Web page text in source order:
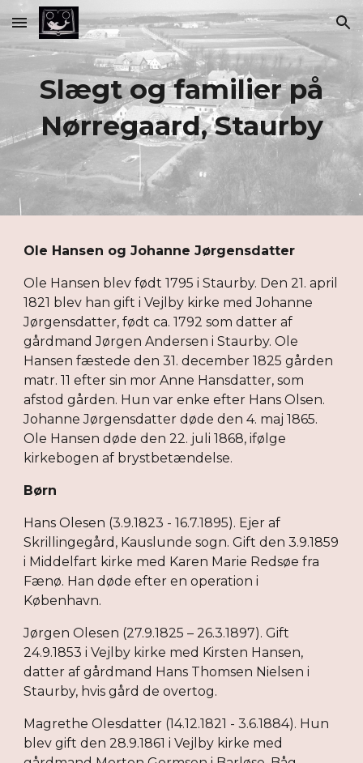
Skip to main content Skip to navigation
Slægt og familier på
Nørregaard, Staurby
Ole Hansen og Johanne Jørgensdatter
Ole Hansen blev født 1795 i Staurby. Den 21. april
1821 blev han gift i Vejlby kirke med Johanne
Jørgensdatter, født ca. 1792 som datter af
gårdmand Jørgen Andersen i Staurby. Ole
Hansen fæstede den 31. december 1825 gården
matr. 11 efter sin mor Anne Hansdatter, som
afstod gården. Hun var enke efter Hans Olsen.
Johanne Jørgensdatter døde den 4. maj 1865.
Ole Hansen døde den 22. juli 1868, ifølge
kirkebogen af brystbetændelse.
Børn
Hans Olesen (3.9.1823 - 16.7.1895). Ejer af
Skrillingegård, Kauslunde sogn. Gift den 3.9.1859
i Middelfart kirke med Karen Marie Redsøe fra
Fænø. Han døde efter en operation i
København.
Jørgen Olesen (27.9.1825 – 26.3.1897). Gift
24.9.1853 i Vejlby kirke med Kirsten Hansen,
datter af gårdmand Hans Thomsen Nielsen i
Staurby, hvis gård de overtog.
Magrethe Olesdatter (14.12.1821 - 3.6.1884). Hun
blev gift den 28.9.1861 i Vejlby kirke med